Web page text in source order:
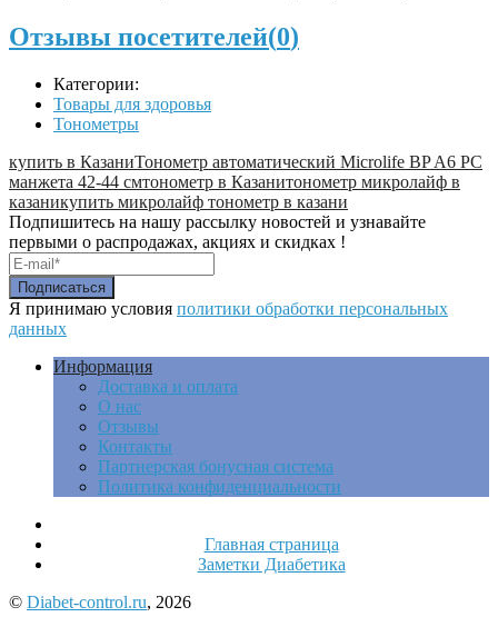
Отзывы посетителей(0)
Категории:
Товары для здоровья
Тонометры
купить в КазаниТонометр автоматический Microlife BP A6 PC
манжета 42-44 смтонометр в Казанитонометр микролайф в
казаникупить микролайф тонометр в казани
Подпишитесь на нашу рассылку новостей и узнавайте
первыми о распродажах, акциях и скидках !
Я принимаю условия политики обработки персональных
данных
Информация
Доставка и оплата
О нас
Отзывы
Контакты
Партнерская бонусная система
Политика конфиденциальности
Главная страница
Заметки Диабетика
© Diabet-control.ru, 2026